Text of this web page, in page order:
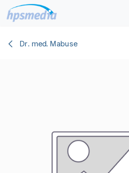
Zum Inhalt springen
Dr. med. Mabuse